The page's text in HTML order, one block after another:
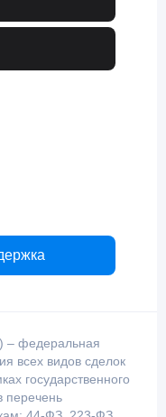
– федеральная
всех видов сделок
государственного
перечень